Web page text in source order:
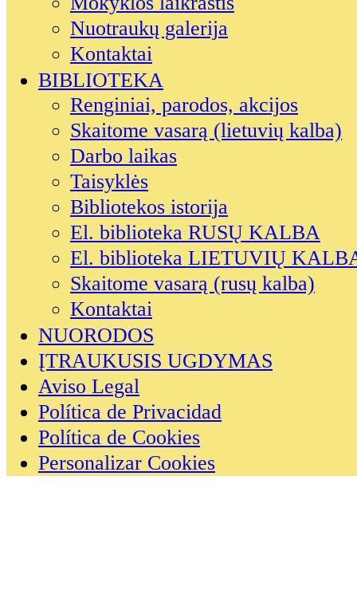
Nuotraukų galerija
Kontaktai
BIBLIOTEKA
Renginiai, parodos, akcijos
Skaitome vasarą (lietuvių kalba)
Darbo laikas
Taisyklės
Bibliotekos istorija
El. biblioteka RUSŲ KALBA
El. biblioteka LIETUVIŲ
Skaitome vasarą (rusų kalba)
Kontaktai
NUORODOS
ĮTRAUKUSIS UGDYMAS
Aviso Legal
Política de Privacidad
Política de Cookies
Personalizar Cookies